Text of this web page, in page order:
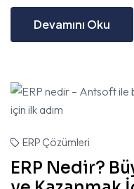
Devamını Oku
ERP Çözümleri
ERP Nedir?